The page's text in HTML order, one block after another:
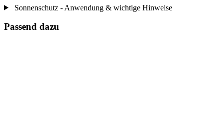
Sonnenschutz - Anwendung & wichtige Hinweise
Passend dazu